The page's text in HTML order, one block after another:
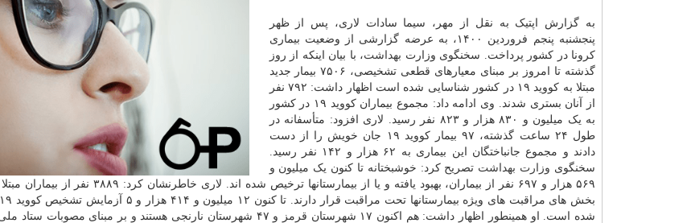
به گزارش اپتیک به نقل از مهر، سیما سادات لاری، پس از ظهر
پنجشنبه پنجم فروردین ۱۴۰۰، به عرضه گزارشی از وضعیت بیماری
کرونا در کشور پرداخت. سخنگوی وزارت بهداشت، با بیان اینکه از روز
گذشته تا امروز بر مبنای معیارهای قطعی تشخیصی، ۷۵۰۶ بیمار جدید
مبتلا به کووید ۱۹ در کشور شناسایی شده است اظهار داشت: ۷۹۲ نفر
از آنان بستری شدند. وی ادامه داد: مجموع بیماران کووید ۱۹ در کشور
به یک میلیون و ۸۳۰ هزار و ۸۲۳ نفر رسید. لاری افزود: متأسفانه در
طول ۲۴ ساعت گذشته، ۹۷ بیمار کووید ۱۹ جان خویش را از دست
دادند و مجموع جانباختگان این بیماری به ۶۲ هزار و ۱۴۲ نفر رسید.
سخنگوی وزارت بهداشت تصریح کرد: خوشبختانه تا کنون یک میلیون و
شده است. او همینطور اظهار داشت: هم اکنون ۱۷ شهرستان قرمز و ۴۷ شهرستان نارنجی هستند و بر مبنای